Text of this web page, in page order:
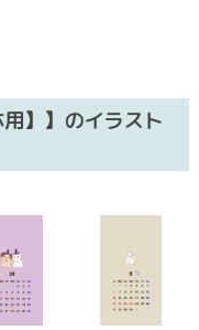
】】のイラスト